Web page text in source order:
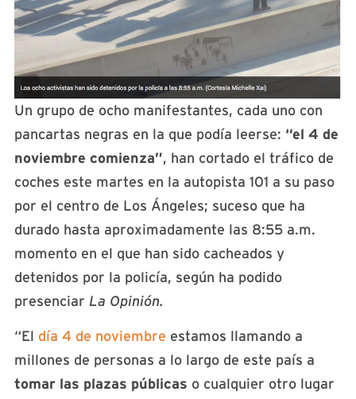
Un grupo de ocho manifestantes, cada uno con
pancartas negras en la que podía leerse: “el 4 de
noviembre comienza”, han cortado el tráfico de
coches este martes en la autopista 101 a su paso
por el centro de Los Ángeles; suceso que ha
durado hasta aproximadamente las 8:55 a.m.
momento en el que han sido cacheados y
detenidos por la policía, según ha podido
presenciar La Opinión.
“El día 4 de noviembre estamos llamando a
millones de personas a lo largo de este país a
tomar las plazas públicas o cualquier otro lugar